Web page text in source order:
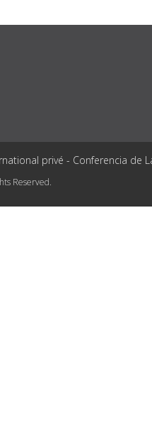
privé - Conferencia de
Reserved.